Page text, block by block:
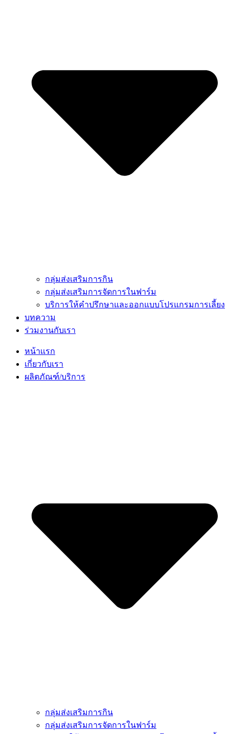
กลุ่มส่งเสริมการกิน
กลุ่มส่งเสริมการจัดการในฟาร์ม
บริการให้คำปรึกษาและออกแบบโปรแกรมการเลี้ยง
บทความ
ร่วมงานกับเรา
หน้าเเรก
เกี่ยวกับเรา
ผลิตภัณฑ์/บริการ
กลุ่มส่งเสริมการกิน
กลุ่มส่งเสริมการจัดการในฟาร์ม